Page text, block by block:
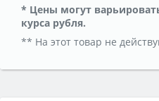
* Цены могут
курса рубля.
** На этот товар не